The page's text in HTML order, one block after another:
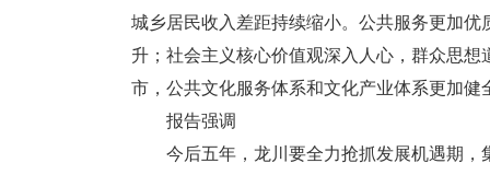
城乡居民收入差距持续缩小。公共服务更加
升；社会主义核心价值观深入人心，群众思
市，公共文化服务体系和文化产业体系更加
报告强调
今后五年，龙川要全力抢抓发展机遇期，